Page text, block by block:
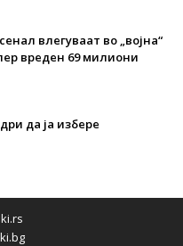
влегуваат во „војна“
вреден 69 милиони
да ја избере